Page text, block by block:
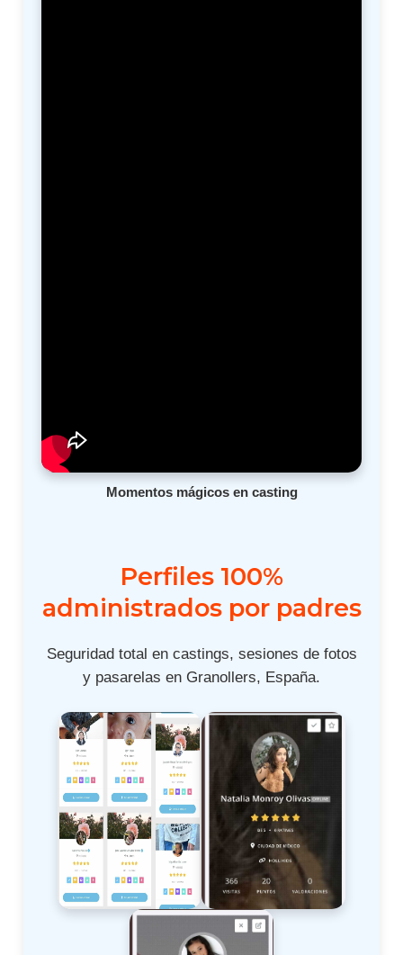
Momentos mágicos en casting
Perfiles 100%
administrados por padres
Seguridad total en castings, sesiones de fotos
y pasarelas en Granollers, España.